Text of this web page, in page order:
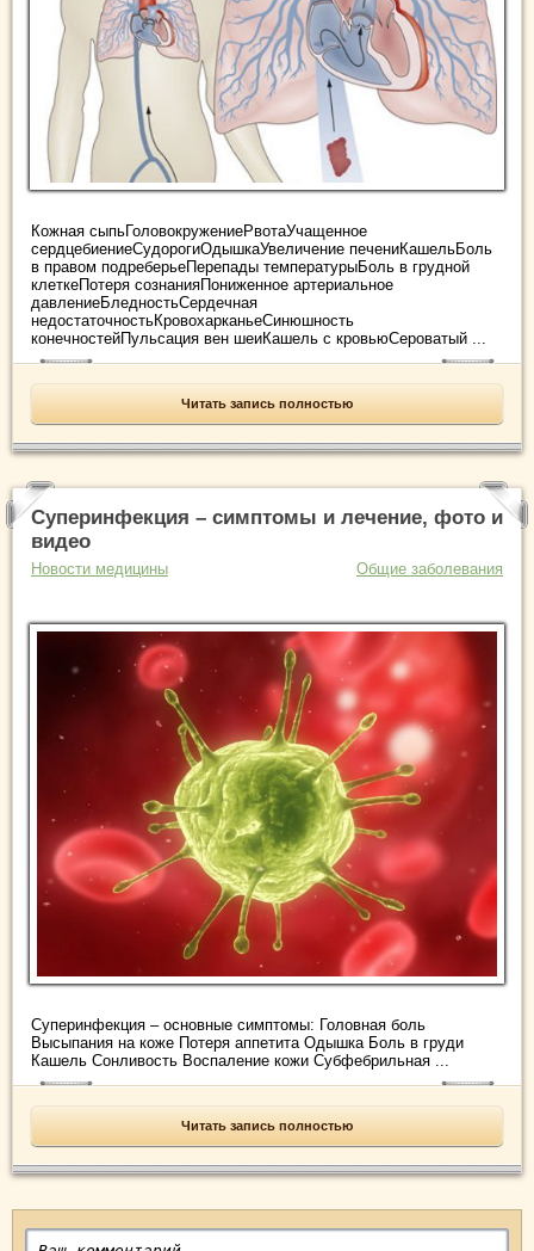
Кожная сыпьГоловокружениеРвотаУчащенное
сердцебиениеСудорогиОдышкаУвеличение печениКашельБоль
в правом подреберьеПерепады температурыБоль в грудной
клеткеПотеря сознанияПониженное артериальное
давлениеБледностьСердечная
недостаточностьКровохарканьеСинюшность
конечностейПульсация вен шеиКашель с кровьюСероватый ...
Читать запись полностью
Суперинфекция – симптомы и лечение, фото и
видео
Новости медицины Общие заболевания
Суперинфекция – основные симптомы: Головная боль
Высыпания на коже Потеря аппетита Одышка Боль в груди
Кашель Сонливость Воспаление кожи Субфебрильная ...
Читать запись полностью